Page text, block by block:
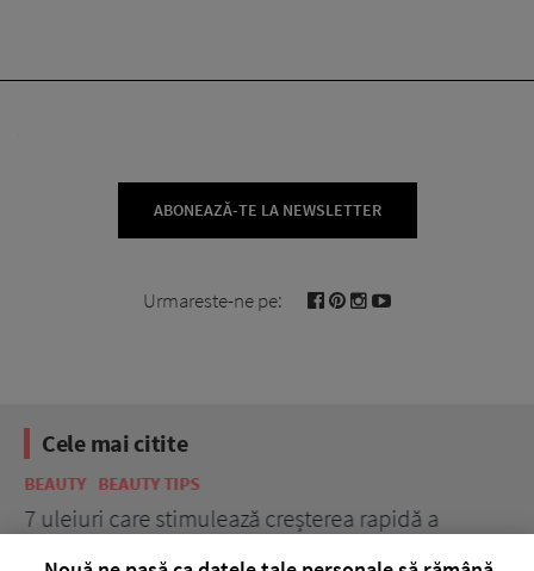
ABONEAZĂ-TE LA NEWSLETTER
Urmareste-ne pe:
Cele mai citite
BEAUTY BEAUTY TIPS
7 uleiuri care stimulează creșterea rapidă a